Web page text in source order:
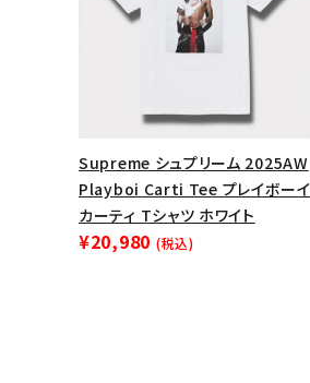
Supreme シュプリーム 2025AW
Playboi Carti Tee プレイボーイ
カーティ Tシャツ ホワイト
¥20,980 (税込)